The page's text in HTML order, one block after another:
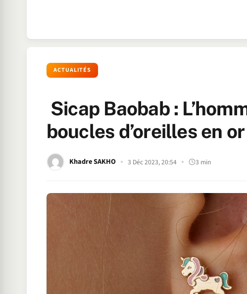
ACTUALITÉS
Sicap Baobab :
boucles d’oreilles en
Khadre SAKHO 3 Déc 2023, 20:54 3 min